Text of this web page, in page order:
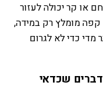
או קר יכולה לעזור
קפה מומלץ רק במידה,
מדי כדי לא לגרום
שכדאי